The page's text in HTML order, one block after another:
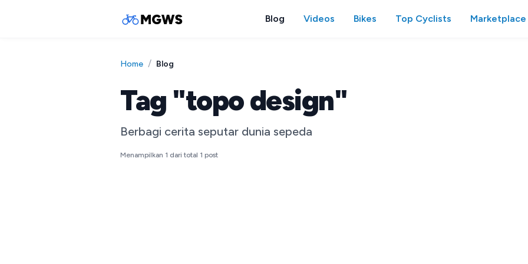
Blog Videos Bikes Top Cyclists Marketplace
Home / Blog
Tag "topo design"
Berbagi cerita seputar dunia sepeda
Menampilkan 1 dari total 1 post